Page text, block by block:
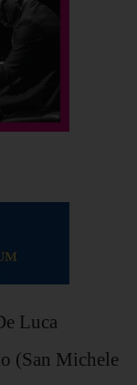
Luca
(San Michele